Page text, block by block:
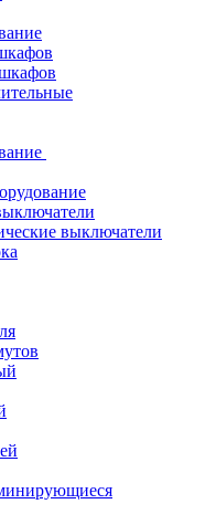
выключатели